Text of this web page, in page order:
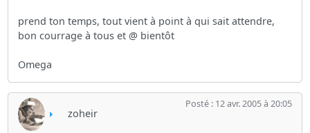
prend ton temps, tout vient à point à qui sait attendre,
bon courrage à tous et @ bientôt
Omega
zoheir
Posté : 12 avr. 2005 à 20:05